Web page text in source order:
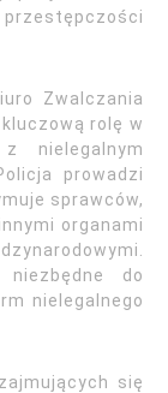
Zwalczania
rolę w
nielegalnym
prowadzi
sprawców,
organami
do
nielegalnego
się